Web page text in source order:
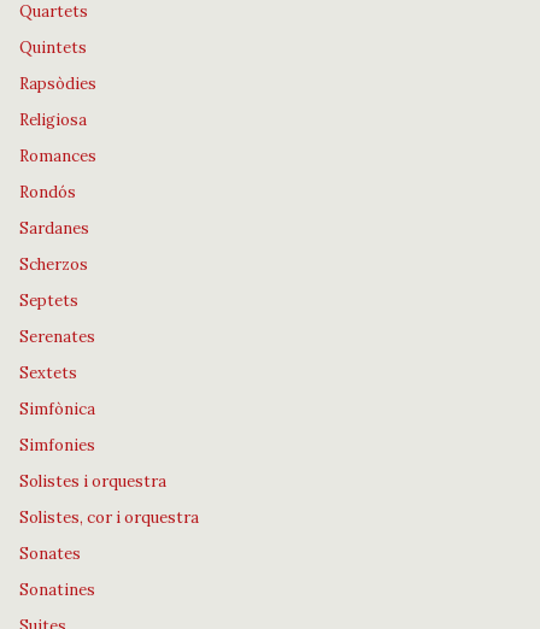
Quartets
Quintets
Rapsòdies
Religiosa
Romances
Rondós
Sardanes
Scherzos
Septets
Serenates
Sextets
Simfònica
Simfonies
Solistes i orquestra
Solistes, cor i orquestra
Sonates
Sonatines